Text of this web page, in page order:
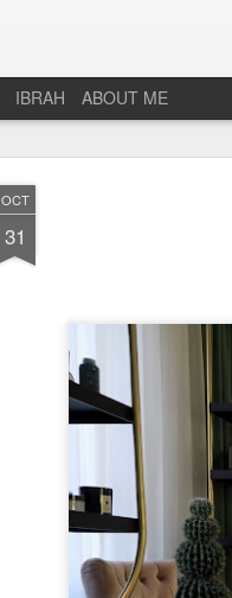
OCT
31
IBRAH ABOUT ME